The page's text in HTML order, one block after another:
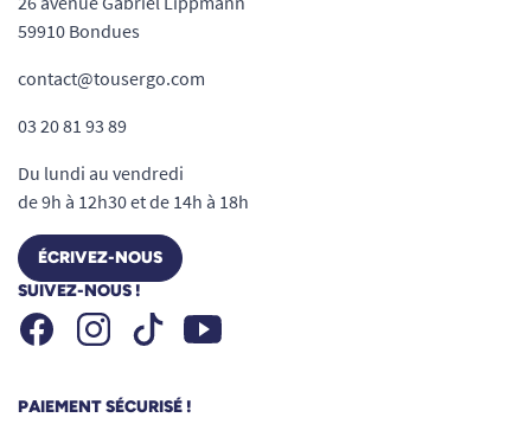
59910 Bondues
contact@tousergo.com
03 20 81 93 89
Du lundi au vendredi
de 9h à 12h30 et de 14h à 18h
ÉCRIVEZ-NOUS
SUIVEZ-NOUS !
FacebookInstagramTiktok Youtube
PAIEMENT SÉCURISÉ !